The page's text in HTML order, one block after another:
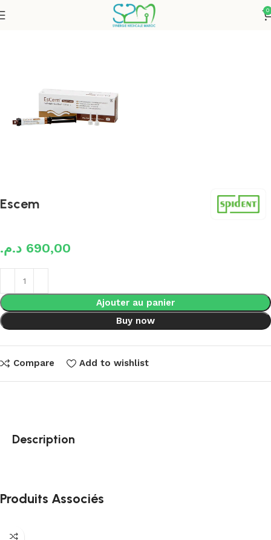
0
Escem
690,00 د.م.
Ajouter au panier
Buy now
Compare Add to wishlist
Description
Produits Associés